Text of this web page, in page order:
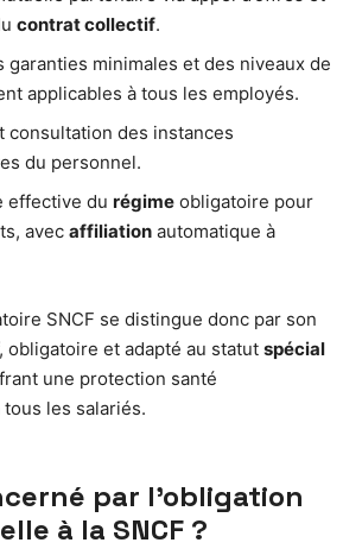
contrat collectif.
garanties minimales et des niveaux de
applicables à tous les employés.
consultation des instances
du personnel.
effective du régime obligatoire pour
avec affiliation automatique à
SNCF se distingue donc par son
obligatoire et adapté au statut spécial
une protection santé
les salariés.
par l’obligation
à la SNCF ?